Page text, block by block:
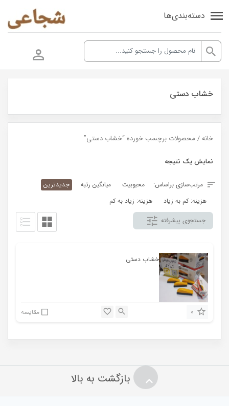
دسته‌بندی‌ها
خشاب دستی
خانه/ محصولات برچسب خورده “خشاب دستی”
نمایش یک نتیجه
مرتب‌سازی براساس: محبوبیت میانگین رتبه
جدیدترین
هزینه: کم به زیاد
هزینه: زیاد به کم
جستجوی پیشرفته
خشاب دستی
0 مقایسه
بازگشت به بالا